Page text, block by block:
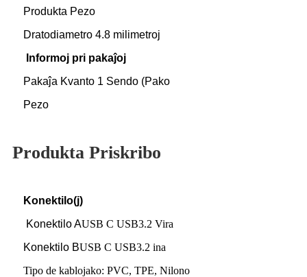
Produkta Pezo
Dratodiametro 4.8 milimetroj
Informoj pri pakaĵoj
Pakaĵa Kvanto 1 Sendo (Pako
Pezo
Produkta Priskribo
Konektilo(j)
Konektilo AUSB C USB3.2 Vira
Konektilo BUSB C USB3.2 ina
Tipo de kablojako: PVC, TPE, Nilono